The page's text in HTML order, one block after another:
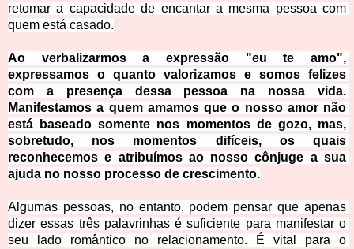
retomar a capacidade de encantar a mesma pessoa com
quem está casado.
Ao verbalizarmos a expressão "eu te amo",
expressamos o quanto valorizamos e somos felizes
com a presença dessa pessoa na nossa vida.
Manifestamos a quem amamos que o nosso amor não
está baseado somente nos momentos de gozo, mas,
sobretudo, nos momentos difíceis, os quais
reconhecemos e atribuímos ao nosso cônjuge a sua
ajuda no nosso processo de crescimento.
Algumas pessoas, no entanto, podem pensar que apenas
dizer essas três palavrinhas é suficiente para manifestar o
seu lado romântico no relacionamento. É vital para o